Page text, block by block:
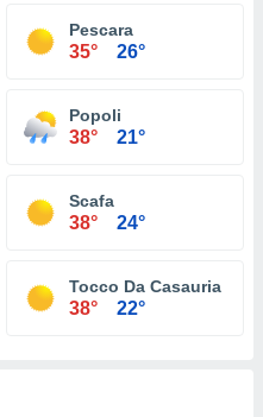
Pescara
35° 26°
Popoli
38° 21°
Scafa
38° 24°
Tocco Da Casauria
38° 22°